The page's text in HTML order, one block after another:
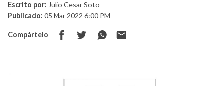
Escrito por: Julio Cesar Soto
Publicado: 05 Mar 2022 6:00 PM
Compártelo